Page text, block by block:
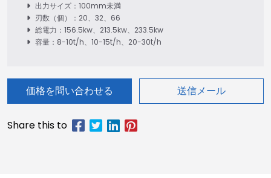
出力サイズ：100mm未満
刃数（個）：20、32、66
総電力：156.5kw、213.5kw、233.5kw
容量：8-10t/h、10-15t/h、20-30t/h
価格を問い合わせる 送信メール